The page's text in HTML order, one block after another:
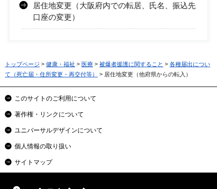
居住地変更（大阪府内での転居、氏名、振込先
口座の変更）
トップページ > 健康・福祉 > 医療 > 被爆者援護に関すること > 各種届出につい
て（死亡届・住所変更・再交付等）
> 居住地変更（他府県からの転入）
このサイトのご利用について
著作権・リンクについて
ユニバーサルデザインについて
個人情報の取り扱い
サイトマップ